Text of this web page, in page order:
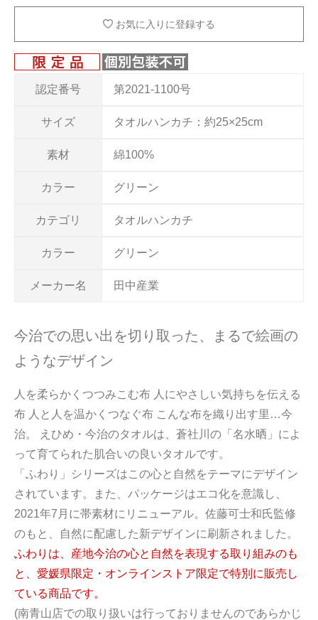
認定番号 第2021-1100号
サイズ タオルハンカチ：約25×25cm
素材 綿100%
カラー グリーン
カテゴリ タオルハンカチ
カラー グリーン
メーカー名 田中産業
お気に入りに登録する
今治での思い出を切り取った、まるで絵画の
ようなデザイン
人を柔らかくつつみこむ布 人にやさしい気持ちを伝える
布 人と人を温かくつなぐ布 こんな布を織り出す里…今
治。 えひめ・今治のタオルは、蒼社川の「名水晒」によ
って育てられた肌合いの良いタオルです。
「ふわり」シリーズはこの心と自然をテーマにデザイン
されています。また、パッケージはエコ化を意識し、
2021年7月に帯素材にリニューアル。佐藤可士和氏監修
のもと、自然に配慮した新デザインに刷新されました。
ふわりは、産地今治の心と自然を表現する取り組みのも
と、愛媛県限定・オンラインストア限定で特別に販売し
ている商品です。
(南青山店での取り扱いは行っておりませんのであらかじ